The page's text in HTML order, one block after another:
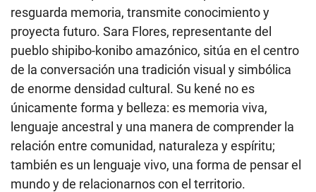
resguarda memoria, transmite conocimiento y
proyecta futuro. Sara Flores, representante del
pueblo shipibo-konibo amazónico, sitúa en el centro
de la conversación una tradición visual y simbólica
de enorme densidad cultural. Su kené no es
únicamente forma y belleza: es memoria viva,
lenguaje ancestral y una manera de comprender la
relación entre comunidad, naturaleza y espíritu;
también es un lenguaje vivo, una forma de pensar el
mundo y de relacionarnos con el territorio.